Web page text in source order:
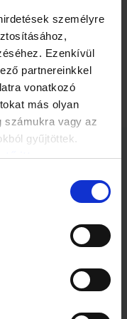
személyre
Ezenkívül
partnereinkkel
vonatkozó
más olyan
számukra vagy az
gyűjtöttek.
itt.
is, hogy
A fiatalok 30
többségében
önértékelés is
2 perc